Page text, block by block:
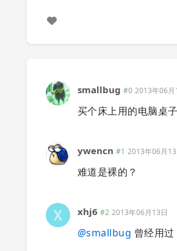
smallbug #0 2013年06月
买个床上用的电脑桌子
ywencn #1 2013年06月13
难道是裸的？
xhj6 #2 2013年06月13日
@smallbug 曾经用